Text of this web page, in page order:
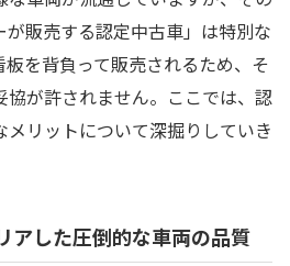
販売する認定中古車」は特別な
を背負って販売されるため、そ
協が許されません。ここでは、認
リットについて深掘りしていき
アした圧倒的な車両の品質